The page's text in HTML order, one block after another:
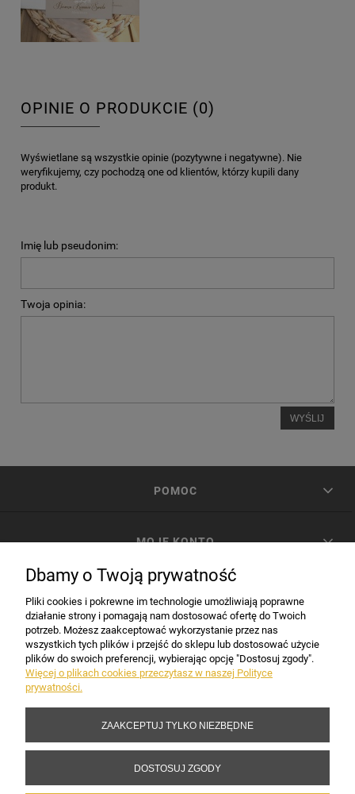
OPINIE O PRODUKCIE (0)
Wyświetlane są wszystkie opinie (pozytywne i negatywne). Nie
weryfikujemy, czy pochodzą one od klientów, którzy kupili dany
produkt.
Imię lub pseudonim:
Twoja opinia:
WYŚLIJ
POMOC
MOJE KONTO
INFORMACJE
Copyright 2017-2026 Sakramento.pl
Dbamy o Twoją prywatność
Pliki cookies i pokrewne im technologie umożliwiają poprawne
działanie strony i pomagają nam dostosować ofertę do Twoich
potrzeb. Możesz zaakceptować wykorzystanie przez nas
wszystkich tych plików i przejść do sklepu lub dostosować użycie
plików do swoich preferencji, wybierając opcję "Dostosuj zgody".
Więcej o plikach cookies przeczytasz w naszej Polityce
prywatności.
ZAAKCEPTUJ TYLKO NIEZBĘDNE
DOSTOSUJ ZGODY